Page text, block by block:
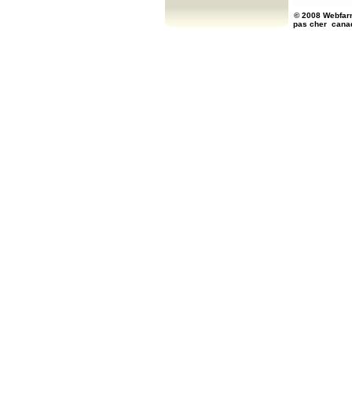
© 2008
pas cher